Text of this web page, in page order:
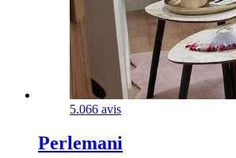
5.066 avis
Perlemani